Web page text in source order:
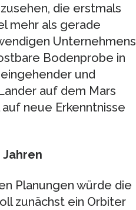
die erstmals
mehr als gerade
Unternehmens
Bodenprobe in
und
auf dem Mars
neue Erkenntnisse
Jahren
Planungen würde die
zunächst ein Orbiter